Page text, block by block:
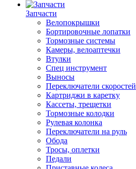
Запчасти
Велопокрышки
Бортировочные лопатки
Тормозные системы
Камеры, велоаптечки
Втулки
Спец инструмент
Выносы
Переключатели скоростей
Картриджи в каретку
Кассеты, трещетки
Тормозные колодки
Рулевая колонка
Переключатели на руль
Обода
Тросы, оплетки
Педали